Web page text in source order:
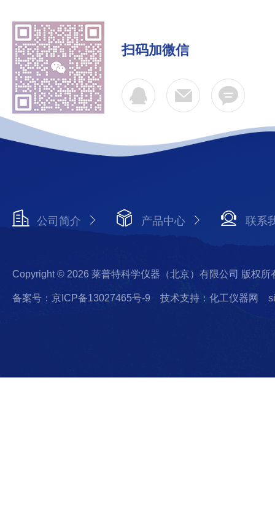
扫码加微信
公司简介 产品中心 联系
Copyright © 2026 莱普特科学仪器（北京）有限公司 版权所
备案号：京ICP备13027465号-9 技术支持：化工仪器网